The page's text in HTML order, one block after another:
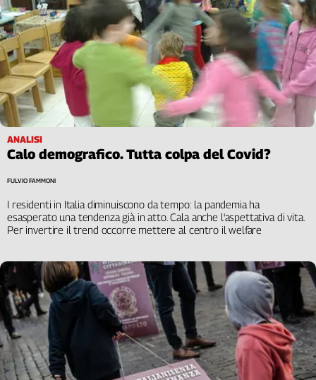
ANALISI
Calo demografico. Tutta colpa del Covid?
I residenti in Italia diminuiscono da tempo: la pandemia ha
esasperato una tendenza già in atto. Cala anche l'aspettativa di vita.
Per invertire il trend occorre mettere al centro il welfare
FULVIO FAMMONI